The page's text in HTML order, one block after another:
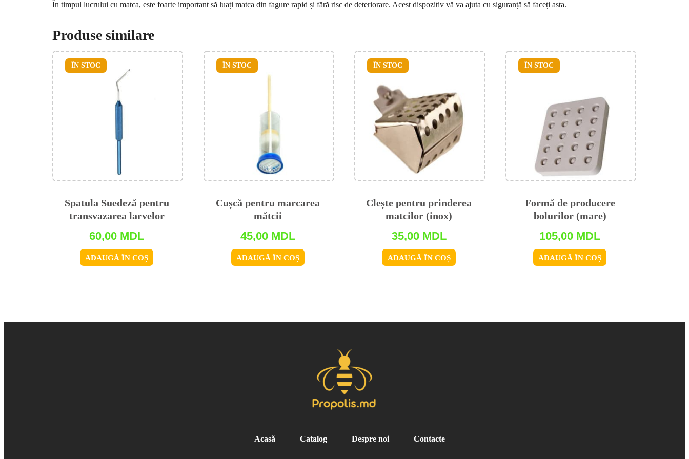
În timpul lucrului cu matca, este foarte important să luați matca din fagure rapid și fără risc de deteriorare. Acest dispozitiv vă va ajuta cu siguranță să faceți asta.
Produse similare
Spatula Suedeză pentru
transvazarea larvelor
60,00 MDL
ADAUGĂ ÎN COȘ
ÎN STOC
Cușcă pentru marcarea
mătcii
45,00 MDL
ADAUGĂ ÎN COȘ
ÎN STOC
Clește pentru prinderea
matcilor (inox)
35,00 MDL
ADAUGĂ ÎN COȘ
ÎN STOC
Formă de producere
bolurilor (mare)
105,00 MDL
ADAUGĂ ÎN COȘ
ÎN STOC
Acasă Catalog Despre noi Contacte